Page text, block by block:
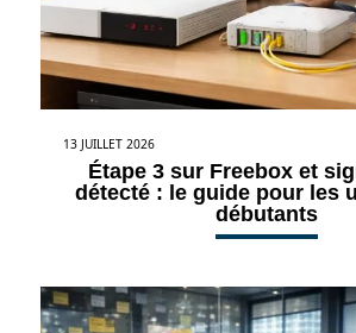
13 JUILLET 2026
Étape 3 sur Freebox et
détecté : le guide pour les
débutants